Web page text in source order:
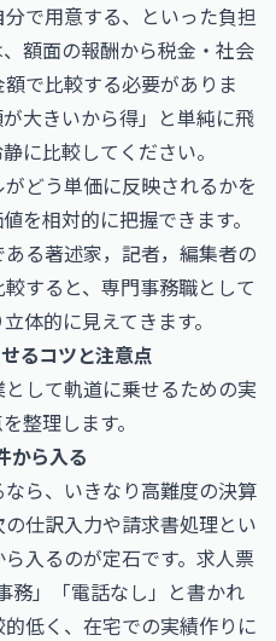
で用意する、といった負担
額面の報酬から税金・社会
で比較する必要がありま
大きいから得」と単純に飛
に比較してください。
どう単価に反映されるかを
を相対的に把握できます。
る著述家，記者，編集者の
すると、専門事務職として
体的に見えてきます。
るコツと注意点
して軌道に乗せるための実
整理します。
から入る
ら、いきなり高難度の決算
仕訳入力や請求書処理とい
入るのが定石です。求人票
務」「電話なし」と書かれ
低く、在宅での実績作りに